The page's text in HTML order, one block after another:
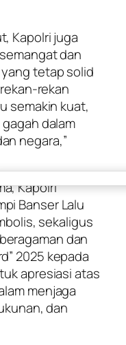
Kapolri juga
dan
tetap solid
rekan
semakin kuat,
dalam
negara,”
Kapolri
Banser Lalu
sekaligus
dan
2025 kepada
apresiasi atas
menjaga
dan